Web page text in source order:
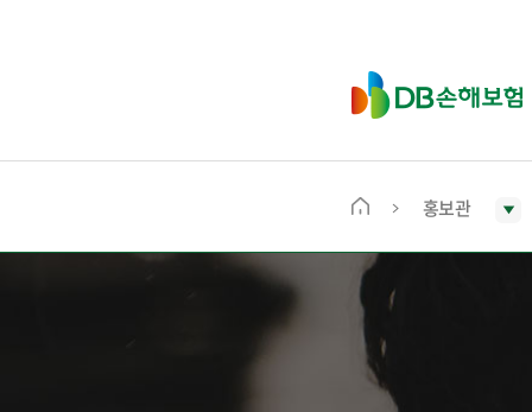
D
B
보
메
화
면
로
이
홍보관